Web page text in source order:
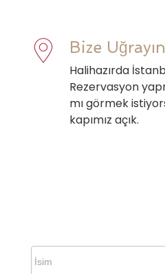
Bize Uğrayın
Halihazırda
Rezervasyon
mı görmek
kapımız açık.